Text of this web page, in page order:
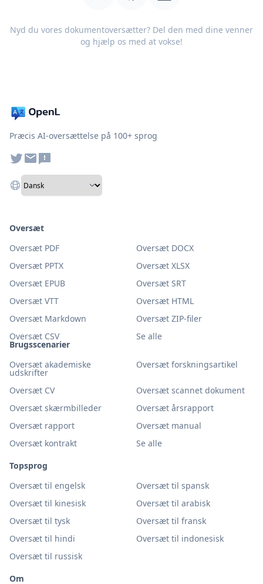
Nyd du vores dokumentoversætter? Del den med dine venner
og hjælp os med at vokse!
Præcis AI-oversættelse på 100+ sprog
Brugsscenarier
Oversæt akademiske
udskrifter
Oversæt forskningsartikel
Oversæt CV
Oversæt scannet dokument
Oversæt skærmbilleder
Oversæt årsrapport
Oversæt rapport
Oversæt manual
Oversæt kontrakt
Se alle
Topsprog
Oversæt til engelsk
Oversæt til spansk
Oversæt til kinesisk
Oversæt til arabisk
Oversæt til tysk
Oversæt til fransk
Oversæt til hindi
Oversæt til indonesisk
Oversæt til russisk
Oversæt
Oversæt PDF
Oversæt DOCX
Oversæt PPTX
Oversæt XLSX
Oversæt EPUB
Oversæt SRT
Oversæt VTT
Oversæt HTML
Oversæt Markdown
Oversæt ZIP-filer
Oversæt CSV
Se alle
Om